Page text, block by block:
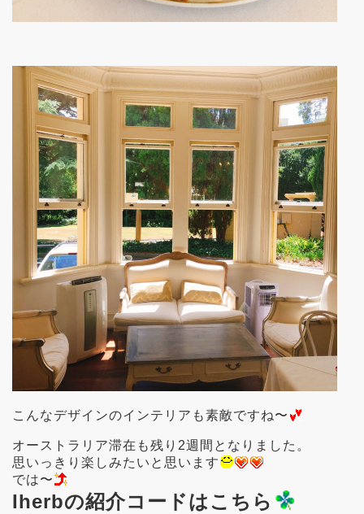
こんなデザインのインテリアも素敵ですね〜
オーストラリア滞在も残り2週間となりました。
思いっきり楽しみたいと思います
では〜
Iherbの紹介コードはこちら